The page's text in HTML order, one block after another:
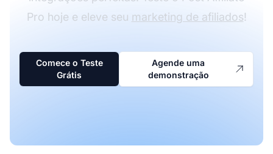
Pro hoje e eleve seu marketing de afiliados!
Comece o Teste
Grátis
Agende uma
demonstração